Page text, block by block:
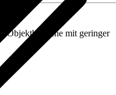
Objektbereiche mit geringer